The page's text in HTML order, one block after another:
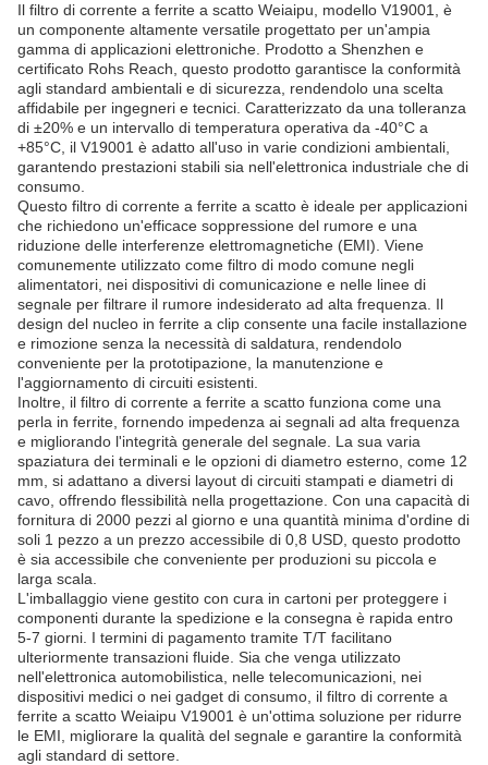
Il filtro di corrente a ferrite a scatto Weiaipu, modello V19001, è
un componente altamente versatile progettato per un'ampia
gamma di applicazioni elettroniche. Prodotto a Shenzhen e
certificato Rohs Reach, questo prodotto garantisce la conformità
agli standard ambientali e di sicurezza, rendendolo una scelta
affidabile per ingegneri e tecnici. Caratterizzato da una tolleranza
di ±20% e un intervallo di temperatura operativa da -40°C a
+85°C, il V19001 è adatto all'uso in varie condizioni ambientali,
garantendo prestazioni stabili sia nell'elettronica industriale che di
consumo.
Questo filtro di corrente a ferrite a scatto è ideale per applicazioni
che richiedono un'efficace soppressione del rumore e una
riduzione delle interferenze elettromagnetiche (EMI). Viene
comunemente utilizzato come filtro di modo comune negli
alimentatori, nei dispositivi di comunicazione e nelle linee di
segnale per filtrare il rumore indesiderato ad alta frequenza. Il
design del nucleo in ferrite a clip consente una facile installazione
e rimozione senza la necessità di saldatura, rendendolo
conveniente per la prototipazione, la manutenzione e
l'aggiornamento di circuiti esistenti.
Inoltre, il filtro di corrente a ferrite a scatto funziona come una
perla in ferrite, fornendo impedenza ai segnali ad alta frequenza
e migliorando l'integrità generale del segnale. La sua varia
spaziatura dei terminali e le opzioni di diametro esterno, come 12
mm, si adattano a diversi layout di circuiti stampati e diametri di
cavo, offrendo flessibilità nella progettazione. Con una capacità di
fornitura di 2000 pezzi al giorno e una quantità minima d'ordine di
soli 1 pezzo a un prezzo accessibile di 0,8 USD, questo prodotto
è sia accessibile che conveniente per produzioni su piccola e
larga scala.
L'imballaggio viene gestito con cura in cartoni per proteggere i
componenti durante la spedizione e la consegna è rapida entro
5-7 giorni. I termini di pagamento tramite T/T facilitano
ulteriormente transazioni fluide. Sia che venga utilizzato
nell'elettronica automobilistica, nelle telecomunicazioni, nei
dispositivi medici o nei gadget di consumo, il filtro di corrente a
ferrite a scatto Weiaipu V19001 è un'ottima soluzione per ridurre
le EMI, migliorare la qualità del segnale e garantire la conformità
agli standard di settore.